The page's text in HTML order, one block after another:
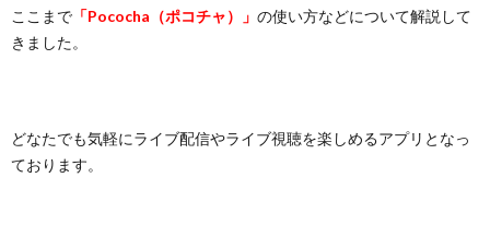
ここまで 「Pococha（ポコチャ）」 の使い方などについて解説して
きました。
どなたでも気軽にライブ配信やライブ視聴を楽しめるアプリとなっ
ております。